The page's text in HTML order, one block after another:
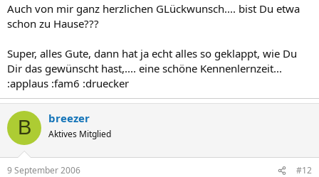
Auch von mir ganz herzlichen GLückwunsch.... bist Du etwa
schon zu Hause???
Super, alles Gute, dann hat ja echt alles so geklappt, wie Du
Dir das gewünscht hast,.... eine schöne Kennenlernzeit...
:applaus :fam6 :druecker
B breezer
Aktives Mitglied
9 September 2006 #12